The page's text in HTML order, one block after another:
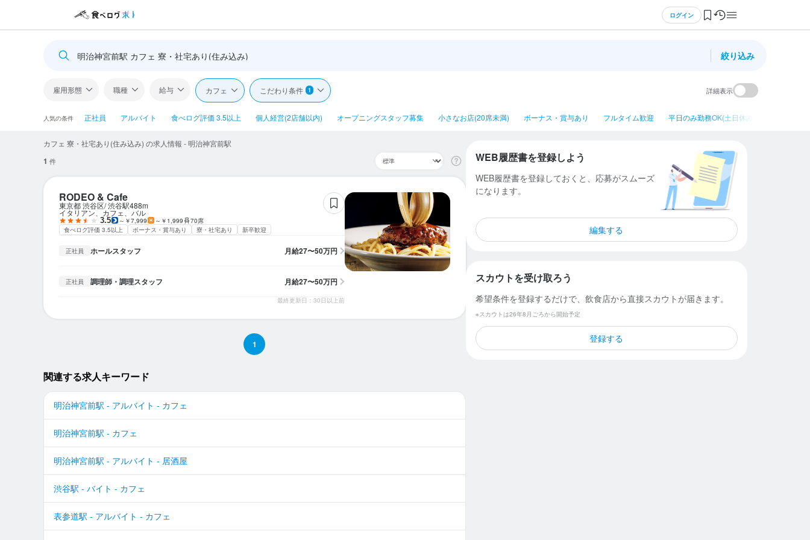
ログイン
明治神宮前駅 カフェ 寮・社宅あり(住み込み) 絞り込み
雇用形態 職種 給与 カフェ こだわり条件 1 詳細表示
人気の条件 正社員 アルバイト 食べログ評価 3.5以上 個人経営(2店舗以内) オープニングスタッフ募集 小さなお店(20席未満) ボーナス・賞与あり フルタイム歓迎 平日のみ勤務OK(土日休み)
カフェ 寮・社宅あり(住み込み) の求人情報 - 明治神宮前駅
1 件
RODEO & Cafe
東京都 渋谷区 渋谷駅488m
イタリアン、カフェ、バル
3.5 ～￥7,999 ～￥1,999
70席
食べログ評価 3.5以上
ボーナス・賞与あり 寮・社宅あり 新卒歓迎
正社員 ホールスタッフ 月給27〜50万円
正社員 調理師・調理スタッフ 月給27〜50万円
最終更新日：30日以上前
1
関連する求人キーワード
明治神宮前駅 - アルバイト - カフェ
明治神宮前駅 - カフェ
明治神宮前駅 - アルバイト - 居酒屋
渋谷駅 - バイト - カフェ
表参道駅 - アルバイト - カフェ
WEB履歴書を登録しよう
WEB履歴書を登録しておくと、応募がスムーズ
になります。
編集する
スカウトを受け取ろう
希望条件を登録するだけで、飲食店から直接スカウトが届きます。
※スカウトは26年8月ごろから開始予定
登録する